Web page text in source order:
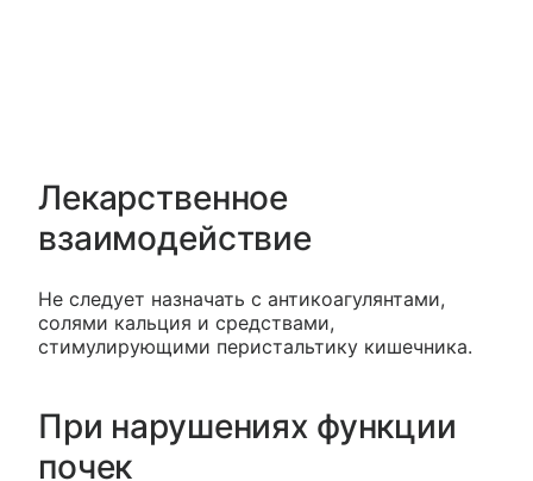
Лекарственное
взаимодействие
Не следует назначать с антикоагулянтами,
солями кальция и средствами,
стимулирующими перистальтику кишечника.
При нарушениях функции
почек